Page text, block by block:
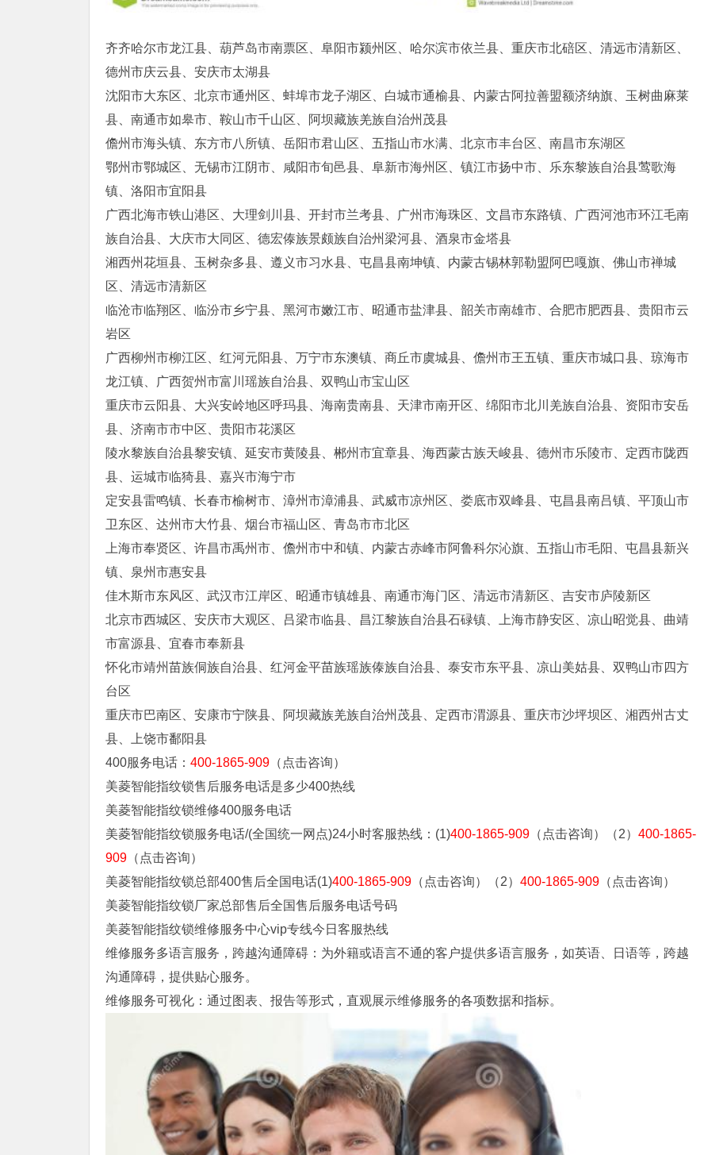
齐齐哈尔市龙江县、葫芦岛市南票区、阜阳市颍州区、哈尔滨市依兰县、重庆市北碚区、清远市清新区、
德州市庆云县、安庆市太湖县
沈阳市大东区、北京市通州区、蚌埠市龙子湖区、白城市通榆县、内蒙古阿拉善盟额济纳旗、玉树曲麻莱
县、南通市如皋市、鞍山市千山区、阿坝藏族羌族自治州茂县
儋州市海头镇、东方市八所镇、岳阳市君山区、五指山市水满、北京市丰台区、南昌市东湖区
鄂州市鄂城区、无锡市江阴市、咸阳市旬邑县、阜新市海州区、镇江市扬中市、乐东黎族自治县莺歌海
镇、洛阳市宜阳县
广西北海市铁山港区、大理剑川县、开封市兰考县、广州市海珠区、文昌市东路镇、广西河池市环江毛南
族自治县、大庆市大同区、德宏傣族景颇族自治州梁河县、酒泉市金塔县
湘西州花垣县、玉树杂多县、遵义市习水县、屯昌县南坤镇、内蒙古锡林郭勒盟阿巴嘎旗、佛山市禅城
区、清远市清新区
临沧市临翔区、临汾市乡宁县、黑河市嫩江市、昭通市盐津县、韶关市南雄市、合肥市肥西县、贵阳市云
岩区
广西柳州市柳江区、红河元阳县、万宁市东澳镇、商丘市虞城县、儋州市王五镇、重庆市城口县、琼海市
龙江镇、广西贺州市富川瑶族自治县、双鸭山市宝山区
重庆市云阳县、大兴安岭地区呼玛县、海南贵南县、天津市南开区、绵阳市北川羌族自治县、资阳市安岳
县、济南市市中区、贵阳市花溪区
陵水黎族自治县黎安镇、延安市黄陵县、郴州市宜章县、海西蒙古族天峻县、德州市乐陵市、定西市陇西
县、运城市临猗县、嘉兴市海宁市
定安县雷鸣镇、长春市榆树市、漳州市漳浦县、武威市凉州区、娄底市双峰县、屯昌县南吕镇、平顶山市
卫东区、达州市大竹县、烟台市福山区、青岛市市北区
上海市奉贤区、许昌市禹州市、儋州市中和镇、内蒙古赤峰市阿鲁科尔沁旗、五指山市毛阳、屯昌县新兴
镇、泉州市惠安县
佳木斯市东风区、武汉市江岸区、昭通市镇雄县、南通市海门区、清远市清新区、吉安市庐陵新区
北京市西城区、安庆市大观区、吕梁市临县、昌江黎族自治县石碌镇、上海市静安区、凉山昭觉县、曲靖
市富源县、宜春市奉新县
怀化市靖州苗族侗族自治县、红河金平苗族瑶族傣族自治县、泰安市东平县、凉山美姑县、双鸭山市四方
台区
重庆市巴南区、安康市宁陕县、阿坝藏族羌族自治州茂县、定西市渭源县、重庆市沙坪坝区、湘西州古丈
县、上饶市鄱阳县
400服务电话： 400-1865-909 （点击咨询）
美菱智能指纹锁售后服务电话是多少400热线
美菱智能指纹锁维修400服务电话
美菱智能指纹锁服务电话/(全国统一网点)24小时客服热线：(1)400-1865-909 （点击咨询）（2） 400-1865-
909 （点击咨询）
美菱智能指纹锁总部400售后全国电话(1)400-1865-909 （点击咨询）（2） 400-1865-909 （点击咨询）
美菱智能指纹锁厂家总部售后全国售后服务电话号码
美菱智能指纹锁维修服务中心vip专线今日客服热线
维修服务多语言服务，跨越沟通障碍：为外籍或语言不通的客户提供多语言服务，如英语、日语等，跨越
沟通障碍，提供贴心服务。
维修服务可视化：通过图表、报告等形式，直观展示维修服务的各项数据和指标。